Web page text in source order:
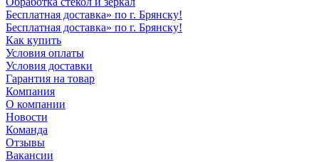
Бесплатная доставка» по г. Брянску!
Бесплатная доставка» по г. Брянску!
Как купить
Условия оплаты
Условия доставки
Гарантия на товар
Компания
О компании
Новости
Команда
Отзывы
Вакансии